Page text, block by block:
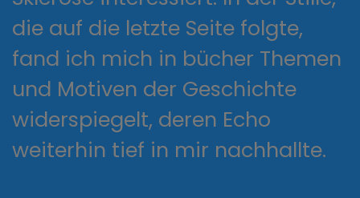
die auf die letzte Seite folgte,
fand ich mich in bücher Themen
und Motiven der Geschichte
widerspiegelt, deren Echo
weiterhin tief in mir nachhallte.